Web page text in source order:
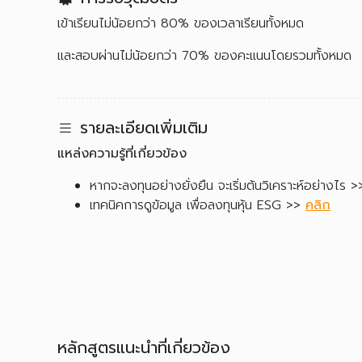
เข้าเรียนไม่น้อยกว่า 80% ของเวลาเรียนทั้งหมด
และสอบผ่านไม่น้อยกว่า 70% ของคะแนนโดยรวมทั้งหมด
รายละเอียดเพิ่มเติม
แหล่งความรู้ที่เกี่ยวข้อง
หากจะลงทุนอย่างยั่งยืน จะเริ่มต้นวิเคราะห์อย่างไร
เทคนิคการดูข้อมูล เพื่อลงทุนหุ้น ESG >> คลิก
หลักสูตรแนะนำที่เกี่ยวข้อง